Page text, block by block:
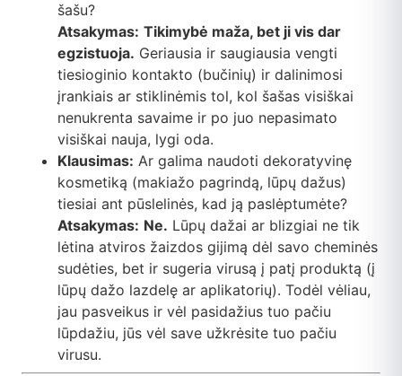
šašu?
Atsakymas: Tikimybė maža, bet ji vis dar
egzistuoja. Geriausia ir saugiausia vengti
tiesioginio kontakto (bučinių) ir dalinimosi
įrankiais ar stiklinėmis tol, kol šašas visiškai
nenukrenta savaime ir po juo nepasimato
visiškai nauja, lygi oda.
Klausimas: Ar galima naudoti dekoratyvinę
kosmetiką (makiažo pagrindą, lūpų dažus)
tiesiai ant pūslelinės, kad ją paslėptumėte?
Atsakymas: Ne. Lūpų dažai ar blizgiai ne tik
lėtina atviros žaizdos gijimą dėl savo cheminės
sudėties, bet ir sugeria virusą į patį produktą (į
lūpų dažo lazdelę ar aplikatorių). Todėl vėliau,
jau pasveikus ir vėl pasidažius tuo pačiu
lūpdažiu, jūs vėl save užkrėsite tuo pačiu
virusu.